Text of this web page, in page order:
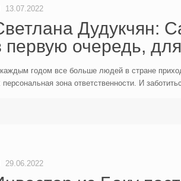
13.07.2022
Дудукчян:
первую очередь,
годом все больше людей в стране
персональная зона ответственности. И
29.06.2022